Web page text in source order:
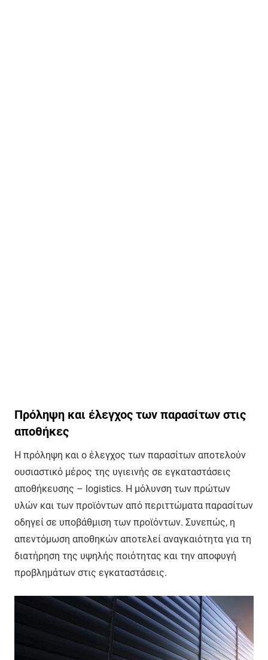
Πρόληψη και έλεγχος των παρασίτων στις
αποθήκες
Η πρόληψη και ο έλεγχος των παρασίτων αποτελούν
ουσιαστικό μέρος της υγιεινής σε εγκαταστάσεις
αποθήκευσης – logistics. Η μόλυνση των πρώτων
υλών και των προϊόντων από περιττώματα παρασίτων
οδηγεί σε υποβάθμιση των προϊόντων. Συνεπώς, η
απεντόμωση αποθηκών αποτελεί αναγκαιότητα για τη
διατήρηση της υψηλής ποιότητας και την αποφυγή
προβλημάτων στις εγκαταστάσεις.